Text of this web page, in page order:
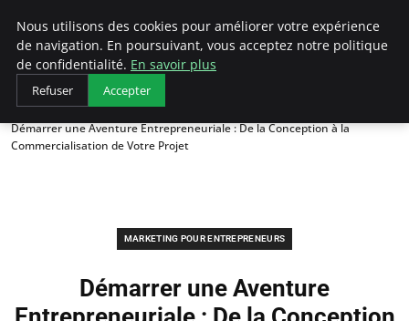
LECFCM
Accueil
Marketing pour entrepreneurs
Démarrer une Aventure Entrepreneuriale : De la Conception à la
Commercialisation de Votre Projet
MARKETING POUR ENTREPRENEURS
Démarrer une Aventure
Nous utilisons des cookies pour améliorer votre expérience
de navigation. En poursuivant, vous acceptez notre politique
de confidentialité. En savoir plus
Refuser Accepter